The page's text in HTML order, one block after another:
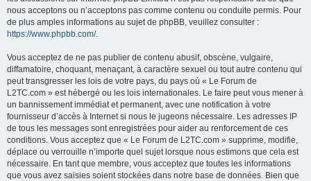
nous acceptons ou n’acceptons pas comme contenu ou conduite permis. Pour
de plus amples informations au sujet de phpBB, veuillez consulter :
https://www.phpbb.com/.
Vous acceptez de ne pas publier de contenu abusif, obscène, vulgaire,
diffamatoire, choquant, menaçant, à caractère sexuel ou tout autre contenu qui
peut transgresser les lois de votre pays, du pays où « Le Forum de
L2TC.com » est hébergé ou les lois internationales. Le faire peut vous mener à
un bannissement immédiat et permanent, avec une notification à votre
fournisseur d’accès à Internet si nous le jugeons nécessaire. Les adresses IP
de tous les messages sont enregistrées pour aider au renforcement de ces
conditions. Vous acceptez que « Le Forum de L2TC.com » supprime, modifie,
déplace ou verrouille n’importe quel sujet lorsque nous estimons que cela est
nécessaire. En tant que membre, vous acceptez que toutes les informations
que vous avez saisies soient stockées dans notre base de données. Bien que